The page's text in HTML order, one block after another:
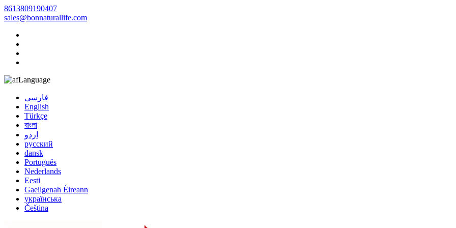
8613809190407
sales@bonnaturallife.com
Language
فارسی
English
Türkçe
বাংলা
اردو
русский
dansk
Português
Nederlands
Eesti
Gaeilgenah Éireann
українська
Čeština